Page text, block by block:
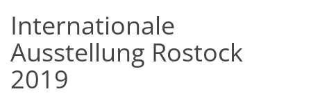
Internationale
Ausstellung Rostock
2019